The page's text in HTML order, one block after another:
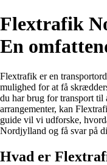
Flextrafik
En
Flextrafik er en
mulighed for at få
du har brug for transport til
arrangementer, kan
guide vil vi udforske,
Nordjylland og få svar på
Hvad er